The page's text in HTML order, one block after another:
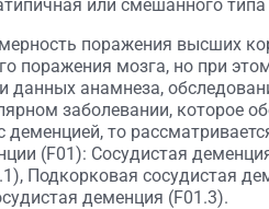
или смешанного типа
поражения высших
поражения мозга, но при
данных анамнеза,
заболевании, которое
деменцией, то
(F01): Сосудистая
Подкорковая сосудистая
деменция (F01.3).